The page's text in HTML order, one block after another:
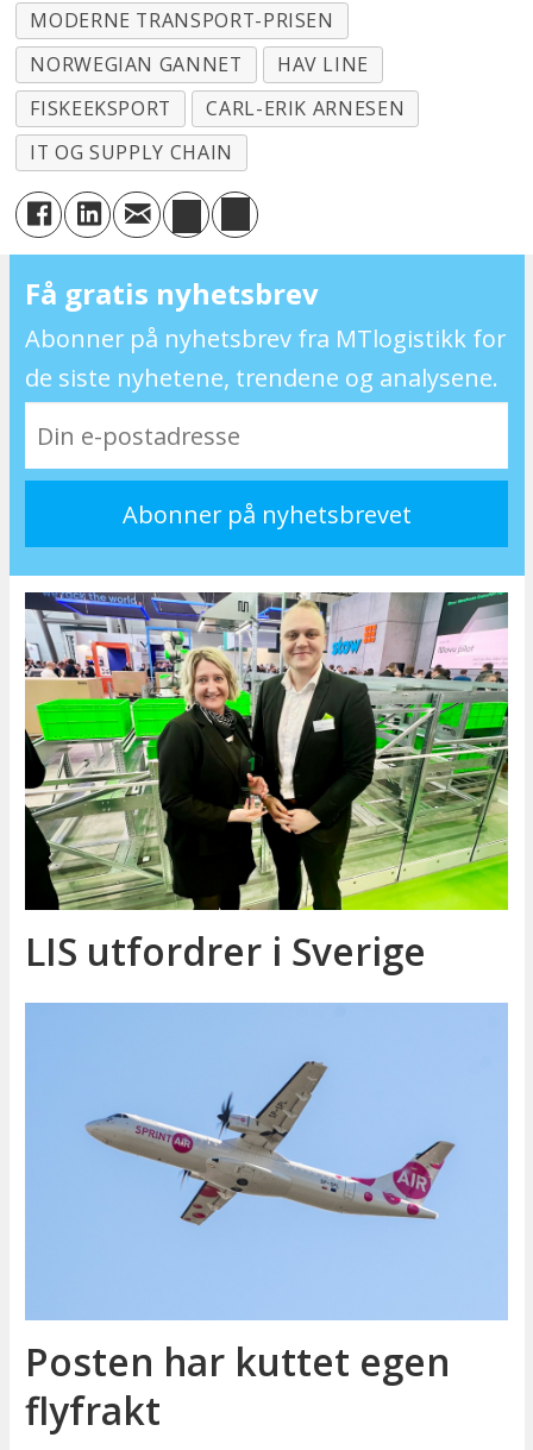
MODERNE TRANSPORT-PRISEN
NORWEGIAN GANNET
HAV LINE
FISKEEKSPORT
CARL-ERIK ARNESEN
IT OG SUPPLY CHAIN
Få gratis nyhetsbrev
Abonner på nyhetsbrev fra MTlogistikk for
de siste nyhetene, trendene og analysene.
LIS utfordrer i Sverige
Posten har kuttet egen
flyfrakt